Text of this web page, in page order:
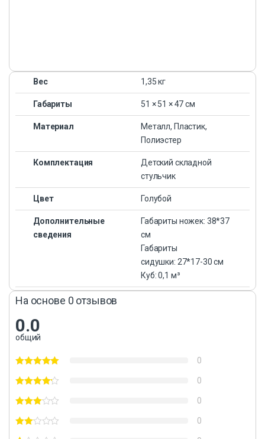
Вес 1,35 кг
Габариты 51 × 51 × 47 см
Материал
Металл, Пластик,
Полиэстер
Комплектация
Детский складной
стульчик
Цвет Голубой
Дополнительные
сведения
Габариты ножек: 38*37
см
Габариты
сидушки: 27*17-30 см
Куб: 0,1 м³
На основе 0 отзывов
0.0
общий
0
0
0
0